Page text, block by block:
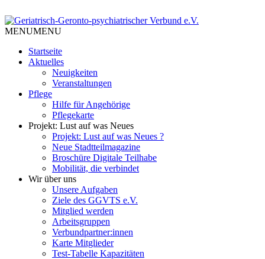
to
content
Geriatrisch-Geronto-
psychiatrischer Verbund e.V.
Tempelhof Schöneberg
MENUMENU
Startseite
Aktuelles
Neuigkeiten
Veranstaltungen
Pflege
Hilfe für Angehörige
Pflegekarte
Projekt: Lust auf was Neues
Projekt: Lust auf was Neues ?
Neue Stadtteilmagazine
Broschüre Digitale Teilhabe
Mobilität, die verbindet
Wir über uns
Unsere Aufgaben
Ziele des GGVTS e.V.
Mitglied werden
Arbeitsgruppen
Verbundpartner:innen
Karte Mitglieder
Test-Tabelle Kapazitäten